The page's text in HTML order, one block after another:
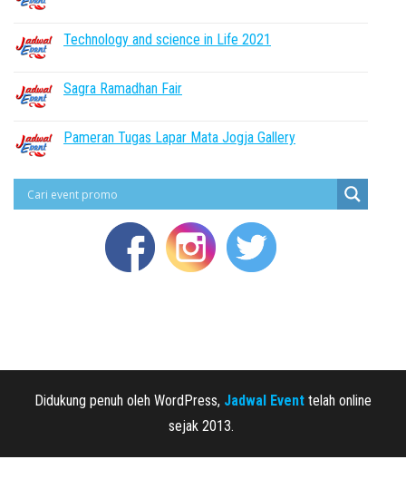
Technology and science in Life 2021
Sagra Ramadhan Fair
Pameran Tugas Lapar Mata Jogja Gallery
Didukung penuh oleh WordPress, Jadwal Event telah online
sejak 2013.